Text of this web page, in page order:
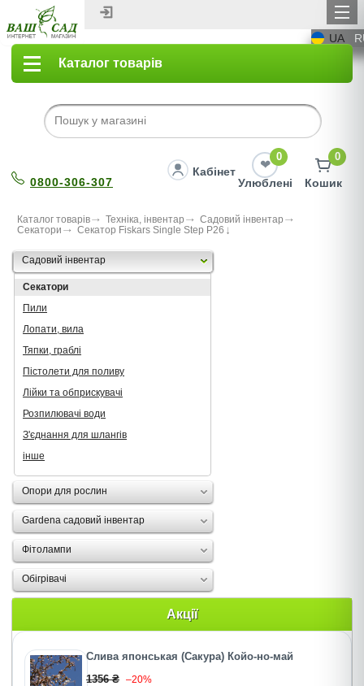
UA
Каталог товарів
0800-306-307
Кабінет
0
Улюблені
0
Кошик
Каталог товарів Техніка, інвентар
Садовий інвентар
Секатори
Секатор Fiskars Single Step P26
Садовий інвентар
Секатори
Пили
Лопати, вила
Тяпки, граблі
Пістолети для поливу
Лійки та обприскувачі
Розпилювачі води
З'єднання для шлангів
інше
Опори для рослин
Gardena садовий інвентар
Фітолампи
Oбігрівачі
Акції
Слива японськая (Сакура) Койо-но-май
1356 ₴ –20%